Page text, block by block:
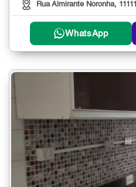
Rua Almirante Noronha, 11111
WhatsApp